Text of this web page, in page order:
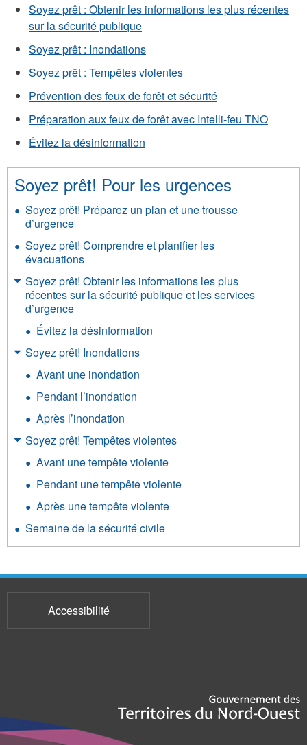
Soyez prêt : Obtenir les informations les plus récentes
sur la sécurité publique
Soyez prêt : Inondations
Soyez prêt : Tempêtes violentes
Prévention des feux de forêt et sécurité
Préparation aux feux de forêt avec Intelli-feu TNO
Évitez la désinformation
Soyez prêt! Pour les urgences
Soyez prêt! Préparez un plan et une trousse
d’urgence
Soyez prêt! Comprendre et planifier les
évacuations
Soyez prêt! Obtenir les informations les plus
récentes sur la sécurité publique et les services
d’urgence
Évitez la désinformation
Soyez prêt! Inondations
Avant une inondation
Pendant l’inondation
Après l’inondation
Soyez prêt! Tempêtes violentes
Avant une tempête violente
Pendant une tempête violente
Après une tempête violente
Semaine de la sécurité civile
Accessibilité